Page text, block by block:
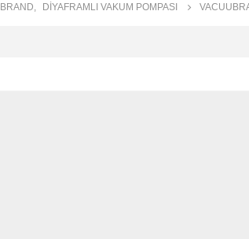
DIYAFRAMLI VAKUM POMPASI